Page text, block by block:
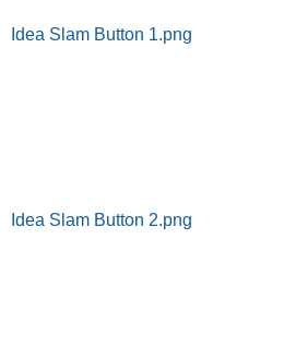
Idea Slam Button 1.png
Idea Slam Button 2.png